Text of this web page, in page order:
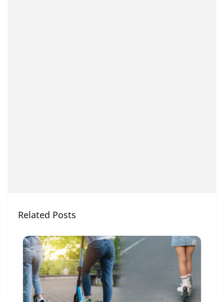
Related Posts